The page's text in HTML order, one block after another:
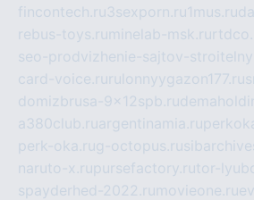
fincontech.ru3sexporn.ru1mus.ru
rebus-toys.ru minelab-msk.ru
seo-prodvizhenie-sajtov-
card-voice.ru rulonnyygazon177.ru
domizbrusa-9x12spb.ru
a380club.ruargentinamia.ru
perk-oka.rug-octopus.ru
naruto-x.rupursefactory.rutor-
spayderhed-2022.ru movieone.ru